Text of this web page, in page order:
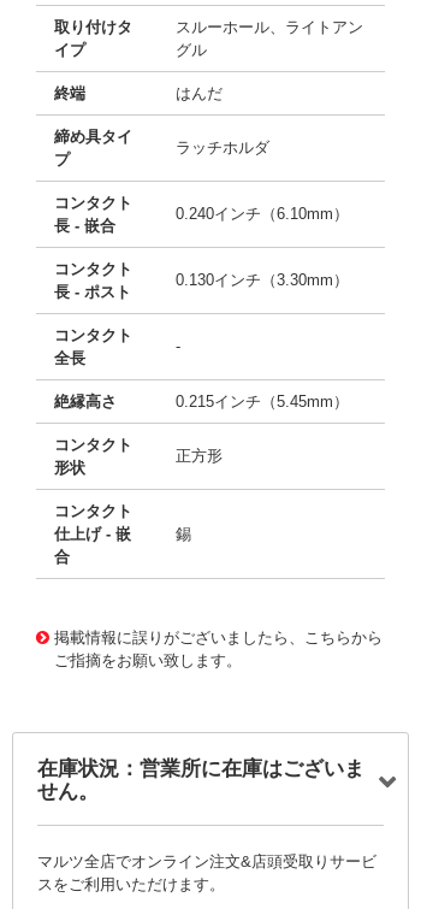
取り付けタ
イプ
スルーホール、ライトアン
グル
終端 はんだ
締め具タイ
プ
ラッチホルダ
コンタクト
長 - 嵌合
0.240インチ（6.10mm）
コンタクト
長 - ポスト
0.130インチ（3.30mm）
コンタクト
全長
-
絶縁高さ 0.215インチ（5.45mm）
コンタクト
形状
正方形
コンタクト
仕上げ - 嵌
合
錫
掲載情報に誤りがございましたら、こちらから
ご指摘をお願い致します。
在庫状況：営業所に在庫はございま
せん。
マルツ全店でオンライン注文&店頭受取りサービ
スをご利用いただけます。